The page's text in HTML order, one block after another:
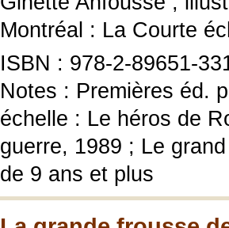
Montréal : La Courte
ISBN : 978-2-89651-
Notes : Premières éd.
échelle : Le héros de
guerre, 1989 ; Le
de 9 ans et plus